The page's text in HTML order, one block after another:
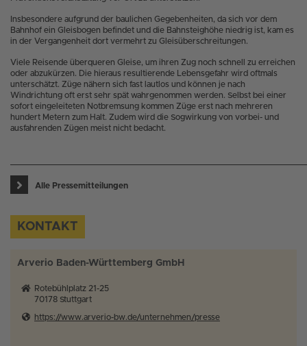
Insbesondere aufgrund der baulichen Gegebenheiten, da sich vor dem
Bahnhof ein Gleisbogen befindet und die Bahnsteighöhe niedrig ist, kam es
in der Vergangenheit dort vermehrt zu Gleisüberschreitungen.
Viele Reisende überqueren Gleise, um ihren Zug noch schnell zu erreichen
oder abzukürzen. Die hieraus resultierende Lebensgefahr wird oftmals
unterschätzt. Züge nähern sich fast lautlos und können je nach
Windrichtung oft erst sehr spät wahrgenommen werden. Selbst bei einer
sofort eingeleiteten Notbremsung kommen Züge erst nach mehreren
hundert Metern zum Halt. Zudem wird die Sogwirkung von vorbei- und
ausfahrenden Zügen meist nicht bedacht.
Alle Pressemitteilungen
KONTAKT
Arverio Baden-Württemberg GmbH
Rotebühlplatz 21-25
70178 Stuttgart
https://www.arverio-bw.de/unternehmen/presse